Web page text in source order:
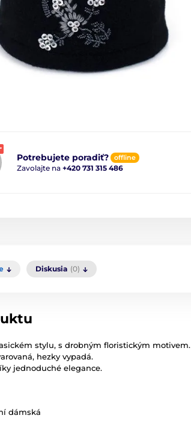
Potrebujete poradiť? offline
Zavolajte na +420 731 315 486
Diskusia (0)
stylu, s drobným floristickým motivem.
hezky vypadá.
jednoduché elegance.
dámská